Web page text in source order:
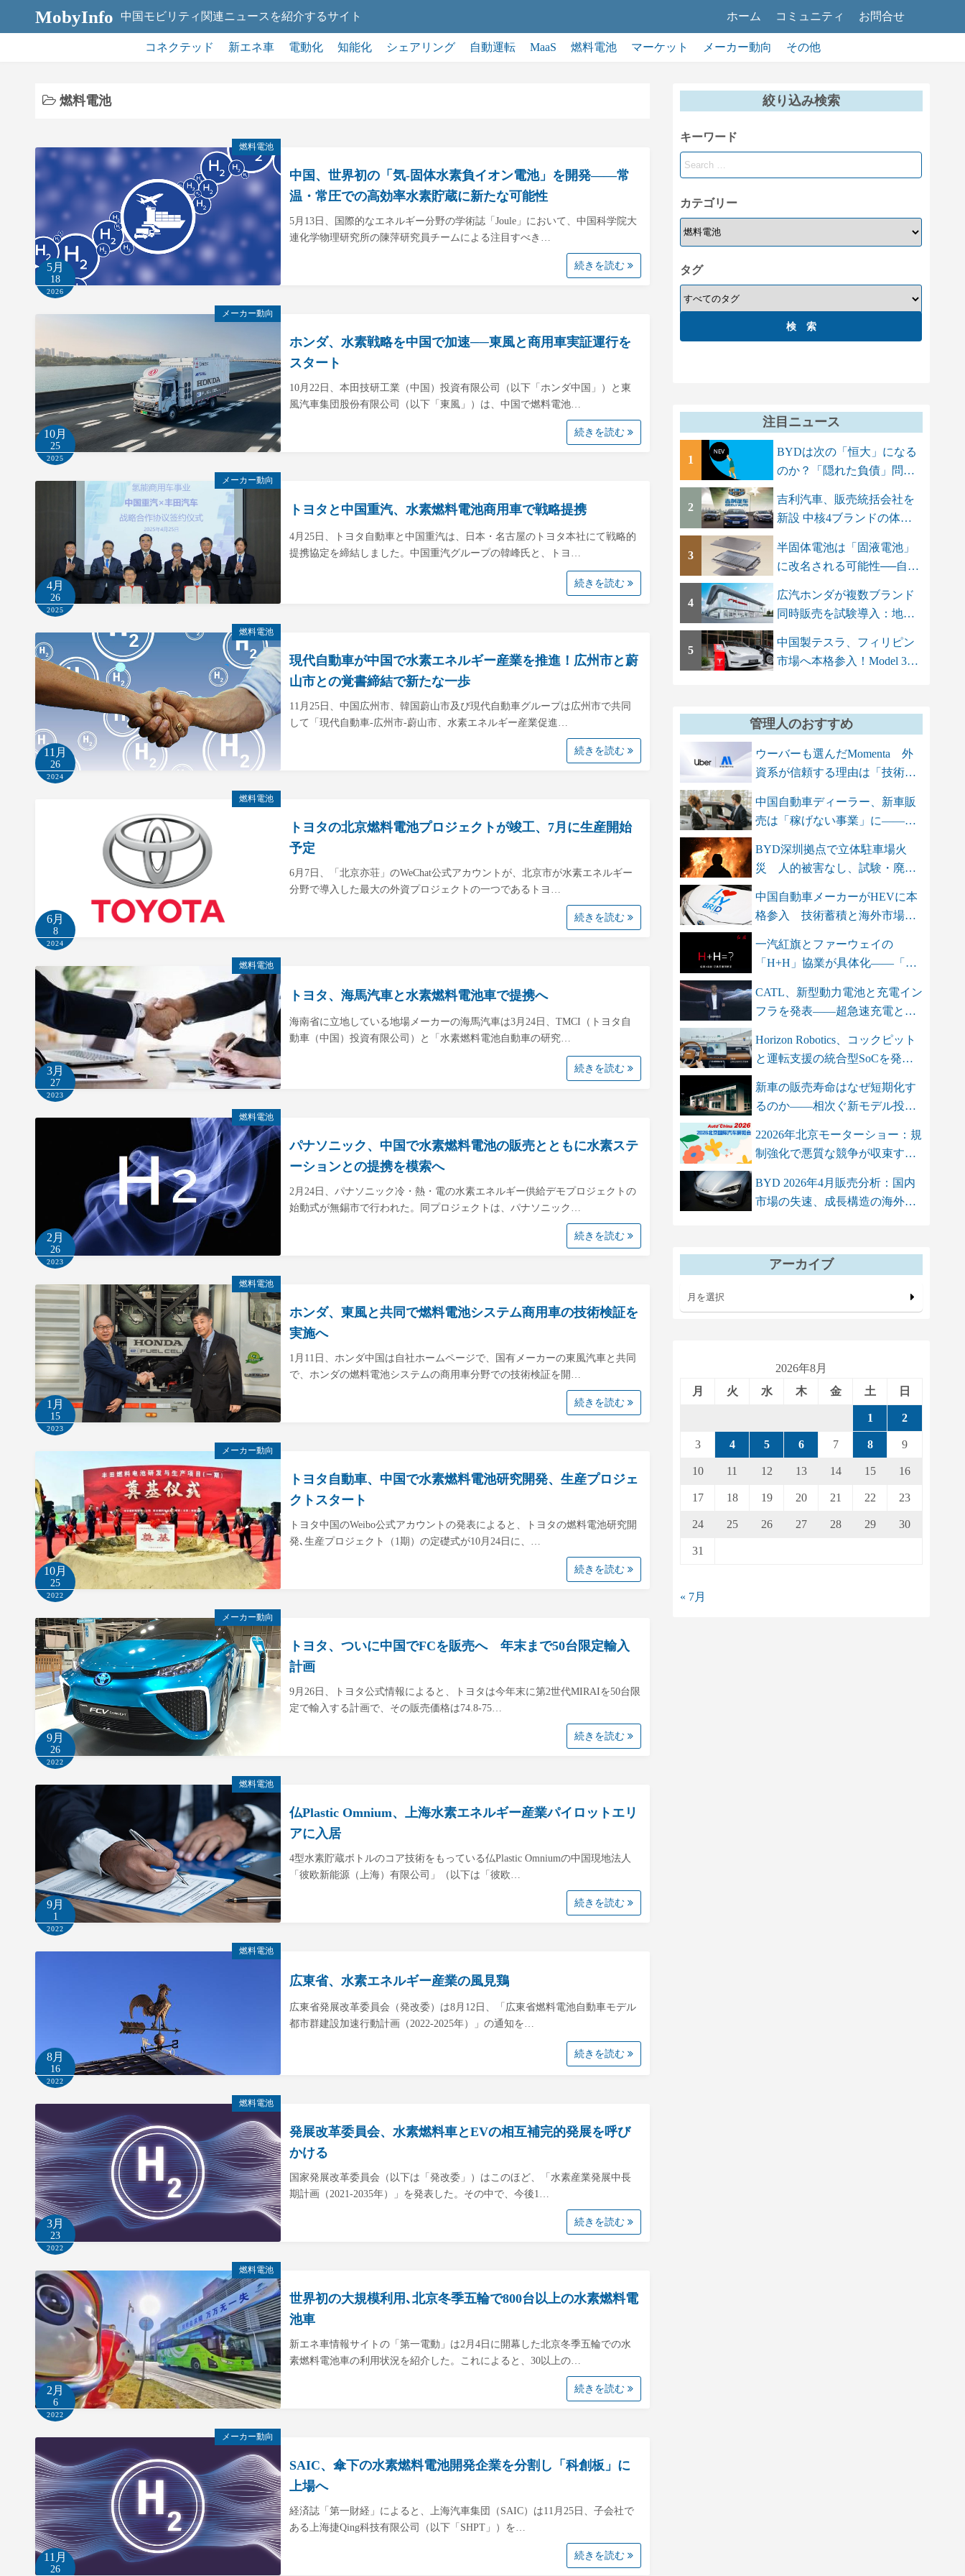
MobyInfo 中国モビリティ関連ニュースを紹介するサイト ホーム コミュニティ お問合せ
コネクテッド 新エネ車 電動化 知能化 シェアリング 自動運転 MaaS 燃料電池 マーケット メーカー動向 その他
燃料電池
燃料電池
5月
18
2026
中国、世界初の「気-固体水素負イオン電池」を開発――常
温・常圧での高効率水素貯蔵に新たな可能性
5月13日、国際的なエネルギー分野の学術誌「Joule」において、中国科学院大
連化学物理研究所の陳萍研究員チームによる注目すべき…
続きを読む
メーカー動向
10月
25
2025
ホンダ、水素戦略を中国で加速──東風と商用車実証運行を
スタート
10月22日、本田技研工業（中国）投資有限公司（以下「ホンダ中国」）と東
風汽車集団股份有限公司（以下「東風」）は、中国で燃料電池…
続きを読む
メーカー動向
4月
26
2025
トヨタと中国重汽、水素燃料電池商用車で戦略提携
4月25日、トヨタ自動車と中国重汽は、日本・名古屋のトヨタ本社にて戦略的
提携協定を締結しました。中国重汽グループの韓峰氏と、トヨ…
続きを読む
燃料電池
11月
26
2024
現代自動車が中国で水素エネルギー産業を推進！広州市と蔚
山市との覚書締結で新たな一歩
11月25日、中国広州市、韓国蔚山市及び現代自動車グループは広州市で共同
して「現代自動車-広州市-蔚山市、水素エネルギー産業促進…
続きを読む
燃料電池
6月
8
2024
トヨタの北京燃料電池プロジェクトが竣工、7月に生産開始
予定
6月7日、「北京亦荘」のWeChat公式アカウントが、北京市が水素エネルギー
分野で導入した最大の外資プロジェクトの一つであるトヨ…
続きを読む
燃料電池
3月
27
2023
トヨタ、海馬汽車と水素燃料電池車で提携へ
海南省に立地している地場メーカーの海馬汽車は3月24日、TMCI（トヨタ自
動車（中国）投資有限公司）と「水素燃料電池自動車の研究…
続きを読む
燃料電池
2月
26
2023
パナソニック、中国で水素燃料電池の販売とともに水素ステ
ーションとの提携を模索へ
2月24日、パナソニック冷・熱・電の水素エネルギー供給デモプロジェクトの
始動式が無錫市で行われた。同プロジェクトは、パナソニック…
続きを読む
燃料電池
1月
15
2023
ホンダ、東風と共同で燃料電池システム商用車の技術検証を
実施へ
1月11日、ホンダ中国は自社ホームページで、国有メーカーの東風汽車と共同
で、ホンダの燃料電池システムの商用車分野での技術検証を開…
続きを読む
メーカー動向
10月
25
2022
トヨタ自動車、中国で水素燃料電池研究開発、生産プロジェ
クトスタート
トヨタ中国のWeibo公式アカウントの発表によると、トヨタの燃料電池研究開
発､生産プロジェクト（1期）の定礎式が10月24日に、…
続きを読む
メーカー動向
9月
26
2022
トヨタ、ついに中国でFCを販売へ 年末まで50台限定輸入
計画
9月26日、トヨタ公式情報によると、トヨタは今年末に第2世代MIRAIを50台限
定で輸入する計画で、その販売価格は74.8-75…
続きを読む
燃料電池
9月
1
2022
仏Plastic Omnium、上海水素エネルギー産業パイロットエリ
アに入居
4型水素貯蔵ボトルのコア技術をもっている仏Plastic Omniumの中国現地法人
「彼欧新能源（上海）有限公司」（以下は「彼欧…
続きを読む
燃料電池
8月
16
2022
広東省、水素エネルギー産業の風見鶏
広東省発展改革委員会（発改委）は8月12日、「広東省燃料電池自動車モデル
都市群建設加速行動計画（2022-2025年）」の通知を…
続きを読む
燃料電池
3月
23
2022
発展改革委員会、水素燃料車とEVの相互補完的発展を呼び
かける
国家発展改革委員会（以下は「発改委」）はこのほど、「水素産業発展中長
期計画（2021-2035年）」を発表した。その中で、今後1…
続きを読む
燃料電池
2月
6
2022
世界初の大規模利用､北京冬季五輪で800台以上の水素燃料電
池車
新エネ車情報サイトの「第一電動」は2月4日に開幕した北京冬季五輪での水
素燃料電池車の利用状況を紹介した。これによると、30以上の…
続きを読む
メーカー動向
11月
26
SAIC、傘下の水素燃料電池開発企業を分割し「科創板」に
上場へ
経済誌「第一財経」によると、上海汽車集団（SAIC）は11月25日、子会社で
ある上海捷Qing科技有限公司（以下「SHPT」）を…
続きを読む
絞り込み検索
キーワード
カテゴリー
タグ
注目ニュース
1
BYDは次の「恒大」になる
のか？「隠れた負債」問題
2
吉利汽車、販売統括会社を
新設 中核4ブランドの体制
3
半固体電池は「固液電池」
に改名される可能性──自動
4
広汽ホンダが複数ブランド
同時販売を試験導入：地場
5
中国製テスラ、フィリピン
市場へ本格参入！Model 3と
管理人のおすすめ
ウーバーも選んだMomenta 外
資系が信頼する理由は「技術
中国自動車ディーラー、新車販
売は「稼げない事業」に――ア
BYD深圳拠点で立体駐車場火
災 人的被害なし、試験・廃車
中国自動車メーカーがHEVに本
格参入 技術蓄積と海外市場を
一汽紅旗とファーウェイの
「H+H」協業が具体化――「三
CATL、新型動力電池と充電イン
フラを発表――超急速充電と高
Horizon Robotics、コックピット
と運転支援の統合型SoCを発
新車の販売寿命はなぜ短期化す
るのか――相次ぐ新モデル投入
22026年北京モーターショー：規
制強化で悪質な競争が収束する
BYD 2026年4月販売分析：国内
市場の失速、成長構造の海外依
アーカイブ
月を選択
2026年8月
月
火 水 木 金 土 日
1 2
3 4 5 6 7 8 9
10 11 12 13 14 15 16
17 18 19 20 21 22 23
24 25 26 27 28 29 30
31
« 7月